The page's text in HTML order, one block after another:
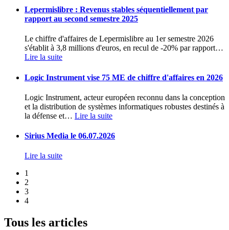
Lepermislibre : Revenus stables séquentiellement par
rapport au second semestre 2025
Le chiffre d'affaires de Lepermislibre au 1er semestre 2026
s'établit à 3,8 millions d'euros, en recul de -20% par rapport…
Lire la suite
Logic Instrument vise 75 ME de chiffre d'affaires en 2026
Logic Instrument, acteur européen reconnu dans la conception
et la distribution de systèmes informatiques robustes destinés à
la défense et… Lire la suite
Sirius Media le 06.07.2026
Lire la suite
1
2
3
4
Tous les articles